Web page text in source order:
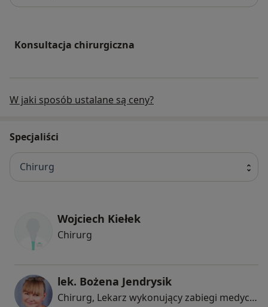
Konsultacja chirurgiczna
W jaki sposób ustalane są ceny?
Specjaliści
Chirurg
Wojciech Kiełek
Chirurg
lek. Bożena Jendrysik
Chirurg, Lekarz wykonujący zabiegi medycyny estetycznej